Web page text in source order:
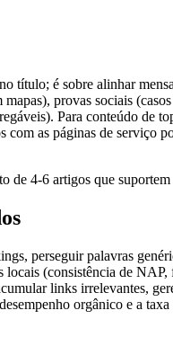
é sobre alinhar
provas sociais
Para conteúdo
as páginas de serviço
4-6 artigos que suportem
perseguir palavras
(consistência de
links irrelevantes,
orgânico e a